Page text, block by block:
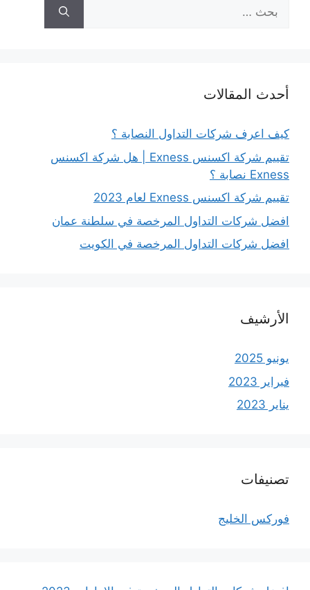
عن:
أحدث المقالات
كيف اعرف شركات التداول النصابة ؟
تقييم شركة اكسنس Exness | هل شركة اكسنس
Exness نصابة ؟
تقييم شركة اكسنس Exness لعام 2023
افضل شركات التداول المرخصة في سلطنة عمان
افضل شركات التداول المرخصة في الكويت
الأرشيف
يونيو 2025
فبراير 2023
يناير 2023
تصنيفات
فوركس الخليج